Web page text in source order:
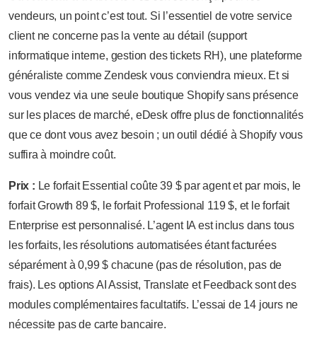
vendeurs, un point c’est tout. Si l’essentiel de votre service
client ne concerne pas la vente au détail (support
informatique interne, gestion des tickets RH), une plateforme
généraliste comme Zendesk vous conviendra mieux. Et si
vous vendez via une seule boutique Shopify sans présence
sur les places de marché, eDesk offre plus de fonctionnalités
que ce dont vous avez besoin ; un outil dédié à Shopify vous
suffira à moindre coût.
Prix : Le forfait Essential coûte 39 $ par agent et par mois, le
forfait Growth 89 $, le forfait Professional 119 $, et le forfait
Enterprise est personnalisé. L’agent IA est inclus dans tous
les forfaits, les résolutions automatisées étant facturées
séparément à 0,99 $ chacune (pas de résolution, pas de
frais). Les options AI Assist, Translate et Feedback sont des
modules complémentaires facultatifs. L’essai de 14 jours ne
nécessite pas de carte bancaire.